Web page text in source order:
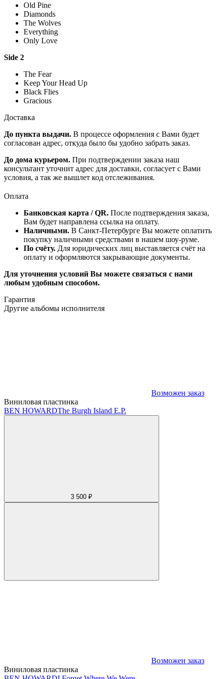
Old Pine
Diamonds
The Wolves
Everything
Only Love
Side 2
The Fear
Keep Your Head Up
Black Flies
Gracious
Доставка
До пункта выдачи. В процессе оформления с Вами будет
согласован адрес, откуда было бы удобно забрать заказ.
До дома курьером. При подтверждении заказа наш
консультант уточнит адрес для доставки, согласует с Вами
условия, а так же вышлет код отслеживания.
Оплата
Банковская карта / QR. После подтверждения заказа,
Вам будет направлена ссылка на оплату.
Наличными. В Санкт-Петербурге Вы можете оплатить
покупку наличными средствами в нашем шоу-руме.
По счёту. Для юридических лиц выставляется счёт на
оплату и оформляются закрывающие документы.
Для уточнения условий Вы можете связаться с нами
любым удобным способом.
Гарантия
Другие альбомы исполнителя
Возможен заказ
Виниловая пластинка
BEN HOWARDThe Burgh Island E.P.
3 500 ₽
Возможен заказ
Виниловая пластинка